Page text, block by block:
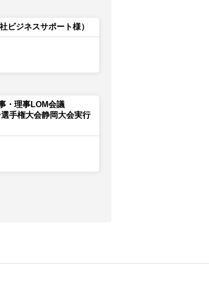
ビジネスサポート様）
・理事LOM会議
手権大会静岡大会実行